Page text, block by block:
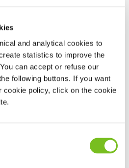
and analytical cookies to
statistics to improve the
can accept or refuse our
following buttons. If you want
cookie policy, click on the cookie
de kwaliteit van de ademhaling
kunt u ons op
17:00 bereiken via:013-